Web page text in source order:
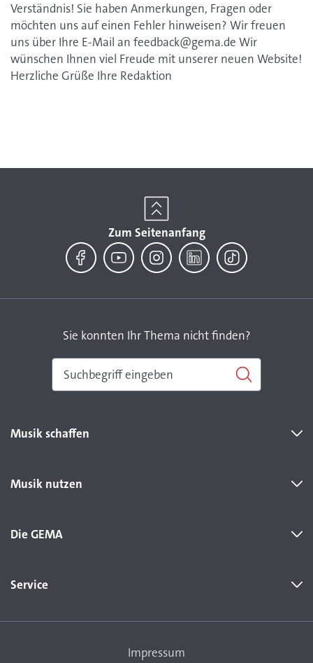
Verständnis! Sie haben Anmerkungen, Fragen oder
möchten uns auf einen Fehler hinweisen? Wir freuen
uns über Ihre E-Mail an feedback@gema.de Wir
wünschen Ihnen viel Freude mit unserer neuen Website!
Herzliche Grüße Ihre Redaktion
Zum Seitenanfang
Sie konnten Ihr Thema nicht finden?
Musik schaffen
Musik nutzen
Die GEMA
Service
Impressum